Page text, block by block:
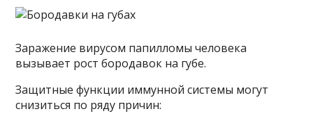
Заражение вирусом папилломы человека
вызывает рост бородавок на губе.
Защитные функции иммунной системы могут
снизиться по ряду причин: